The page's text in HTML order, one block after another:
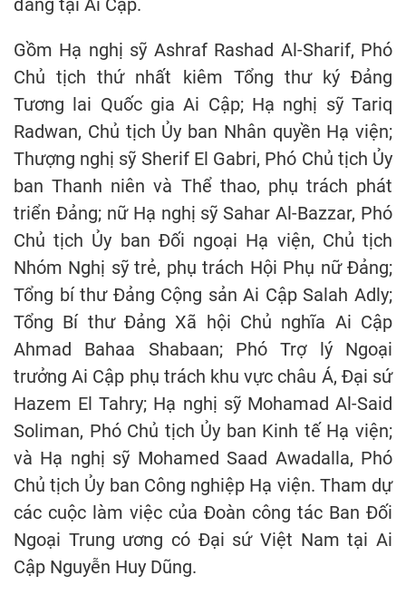
đảng tại Ai Cập.
Gồm Hạ nghị sỹ Ashraf Rashad Al-Sharif, Phó
Chủ tịch thứ nhất kiêm Tổng thư ký Đảng
Tương lai Quốc gia Ai Cập; Hạ nghị sỹ Tariq
Radwan, Chủ tịch Ủy ban Nhân quyền Hạ viện;
Thượng nghị sỹ Sherif El Gabri, Phó Chủ tịch Ủy
ban Thanh niên và Thể thao, phụ trách phát
triển Đảng; nữ Hạ nghị sỹ Sahar Al-Bazzar, Phó
Chủ tịch Ủy ban Đối ngoại Hạ viện, Chủ tịch
Nhóm Nghị sỹ trẻ, phụ trách Hội Phụ nữ Đảng;
Tổng bí thư Đảng Cộng sản Ai Cập Salah Adly;
Tổng Bí thư Đảng Xã hội Chủ nghĩa Ai Cập
Ahmad Bahaa Shabaan; Phó Trợ lý Ngoại
trưởng Ai Cập phụ trách khu vực châu Á, Đại sứ
Hazem El Tahry; Hạ nghị sỹ Mohamad Al-Said
Soliman, Phó Chủ tịch Ủy ban Kinh tế Hạ viện;
và Hạ nghị sỹ Mohamed Saad Awadalla, Phó
Chủ tịch Ủy ban Công nghiệp Hạ viện. Tham dự
các cuộc làm việc của Đoàn công tác Ban Đối
Ngoại Trung ương có Đại sứ Việt Nam tại Ai
Cập Nguyễn Huy Dũng.